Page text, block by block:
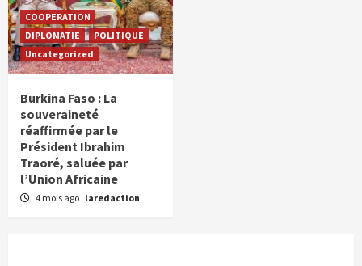
COOPERATION
DIPLOMATIE
POLITIQUE
Uncategorized
Burkina Faso : La
souveraineté
réaffirmée par le
Président Ibrahim
Traoré, saluée par
l’Union Africaine
4 mois ago laredaction